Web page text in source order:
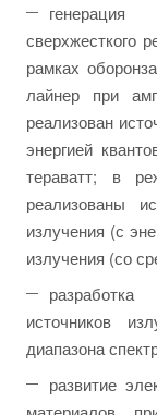
сверхжесткого
рамках
лайнер при
реализован
энергией
тераватт; в
реализованы
излучения (с
излучения (со
источников
диапазона
развитие